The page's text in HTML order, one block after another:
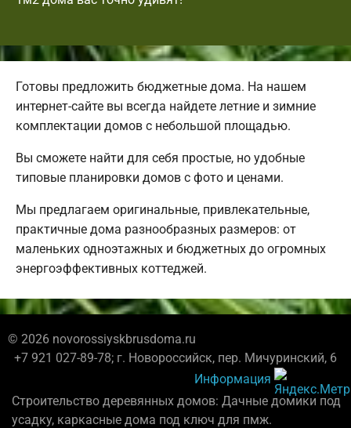
Готовы предложить бюджетные дома. На нашем
интернет-сайте вы всегда найдете летние и зимние
комплектации домов с небольшой площадью.
Вы сможете найти для себя простые, но удобные
типовые планировки домов с фото и ценами.
Мы предлагаем оригинальные, привлекательные,
практичные дома разнообразных размеров: от
маленьких одноэтажных и бюджетных до огромных
энергоэффективных коттеджей.
© 2026 novorossiyskbrusdoma.ru
+7 921 027-89-78; г. Новороссийск, пер. Мичуринский, 6
Информация
Строительство деревянных домов: Дачные домики под
усадку, каркасные дома под ключ для пмж.